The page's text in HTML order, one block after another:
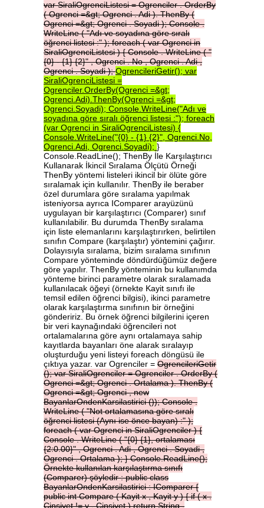
varSiraliOgrenciListesi=Ogrenciler.OrderBy
(Ogrenci=&gt;Ogrenci.Adi).ThenBy(
Ogrenci=&gt;Ogrenci.Soyadi);Console.
WriteLine("Adıvesoyadınagöresıralı
öğrencilistesi:");foreach(varOgrenciin
SiraliOgrenciListesi){Console.WriteLine("
{0}-{1}{2}",Ogrenci.No,Ogrenci.Adi,
Ogrenci.Soyadi);OgrencileriGetir(); var
SiraliOgrenciListesi =
Ogrenciler.OrderBy(Ogrenci =&gt;
Ogrenci.Adi).ThenBy(Ogrenci =&gt;
Ogrenci.Soyadi); Console.WriteLine("Adı ve
soyadına göre sıralı öğrenci listesi :"); foreach
(var Ogrenci in SiraliOgrenciListesi) {
Console.WriteLine("{0} - {1} {2}", Ogrenci.No,
Ogrenci.Adi, Ogrenci.Soyadi); }
Console.ReadLine(); ThenBy İle Karşılaştırıcı
Kullanarak İkincil Sıralama Ölçütü Örneği
ThenBy yöntemi listeleri ikincil bir ölüte göre
sıralamak için kullanılır. ThenBy ile beraber
özel durumlara göre sıralama yapılmak
isteniyorsa ayrıca IComparer arayüzünü
uygulayan bir karşılaştırıcı (Comparer) sınıf
kullanılabilir. Bu durumda ThenBy sıralama
için liste elemanlarını karşılaştırırken, belirtilen
sınıfın Compare (karşılaştır) yöntemini çağırır.
Dolayısıyla sıralama, bizim sıralama sınıfının
Compare yönteminde döndürdüğümüz değere
göre yapılır. ThenBy yönteminin bu kullanımda
yönteme birinci parametre olarak sıralamada
kullanılacak öğeyi (örnekte Kayit sınıfı ile
temsil edilen öğrenci bilgisi), ikinci parametre
olarak karşılaştırma sınıfının bir örneğini
göndeririz. Bu örnek öğrenci bilgilerini içeren
bir veri kaynağındaki öğrencileri not
ortalamalarına göre aynı ortalamaya sahip
kayıtlarda bayanları öne alarak sıralayıp
oluşturduğu yeni listeyi foreach döngüsü ile
çıktıya yazar. var Ogrenciler = OgrencileriGetir
();varSiraliOgrenciler=Ogrenciler.OrderBy(
Ogrenci=&gt;Ogrenci.Ortalama).ThenBy(
Ogrenci=&gt;Ogrenci,new
BayanlarOndenKarsilastirici());Console.
WriteLine("Notortalamasınagöresıralı
öğrencilistesi(Aynıiseöncebayan):");
foreach(varOgrenciinSiraliOgrenciler){
Console.WriteLine("{0}{1},ortalaması
{2:0.00}",Ogrenci.Adi,Ogrenci.Soyadi,
Ogrenci.Ortalama);}Console.ReadLine();
Örnektekullanılankarşılaştırmasınıfı
(Comparer)şöyledir:publicclass
BayanlarOndenKarsilastirici:IComparer{
publicintCompare(Kayitx,Kayity){if(x.
Cinsiyet!=y.Cinsiyet)returnString.